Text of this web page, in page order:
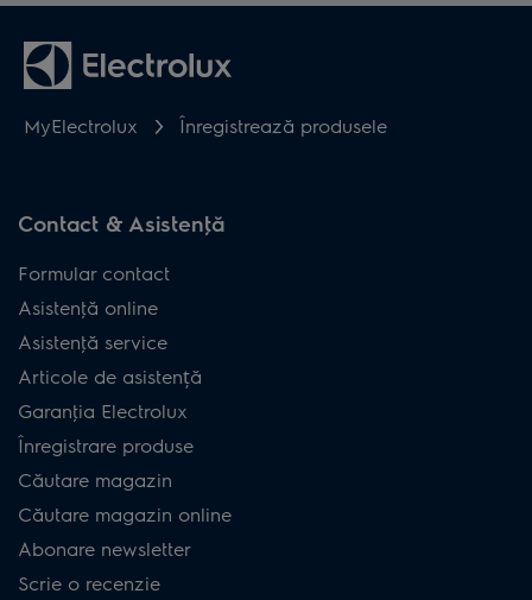
MyElectrolux Înregistrează produsele
Contact & Asistenţă
Formular contact
Asistenţă online
Asistenţă service
Articole de asistență
Garanţia Electrolux
Înregistrare produse
Căutare magazin
Căutare magazin online
Abonare newsletter
Scrie o recenzie